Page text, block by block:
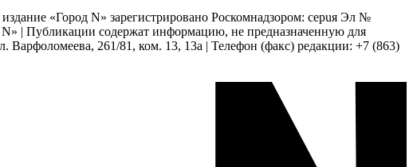
«Город N» зарегистрировано Роскомнадзором: серuя Эл №
| Публикации содержат информацию, не предназначенную для
Варфоломеева, 261/81, ком. 13, 13а | Телефон (факс) редакции: +7 (863)